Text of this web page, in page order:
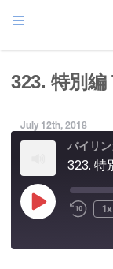
323. 特別編
July 12th, 2018
バイリン
323. 特
Play
Episode
1x